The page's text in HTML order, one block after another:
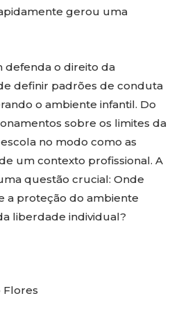
gerou uma
defenda o direito da
definir padrões de conduta
o ambiente infantil. Do
sobre os limites da
no modo como as
um contexto profissional. A
questão crucial: Onde
a proteção do ambiente
liberdade individual?
Flores